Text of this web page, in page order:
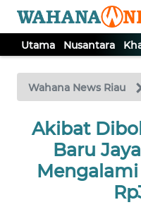
Utama Nusantara
Wahana News Riau
Akibat
Baru
TV
Tutup
UTAMA
NUSANTARA